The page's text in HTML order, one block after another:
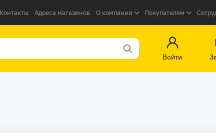
Контакты Адреса магазинов О компании Покупателям
Войти